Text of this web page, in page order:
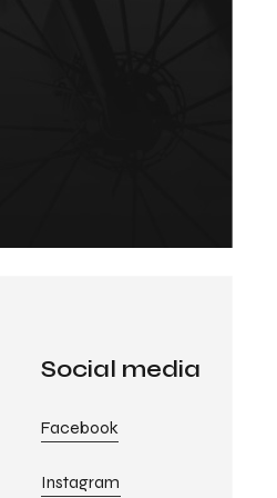
Social media
Facebook
Instagram